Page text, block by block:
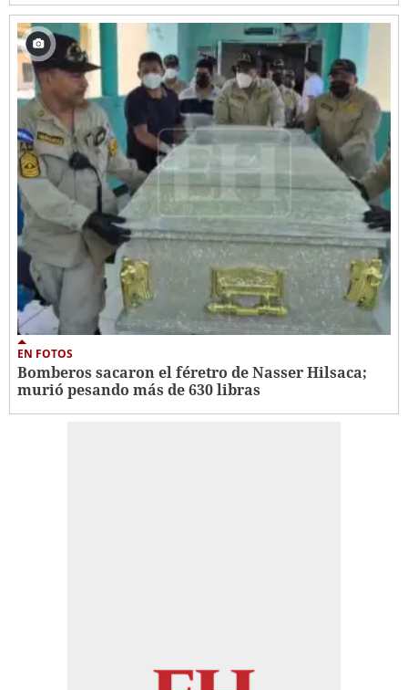
EN FOTOS
Bomberos sacaron el féretro de Nasser Hilsaca;
murió pesando más de 630 libras